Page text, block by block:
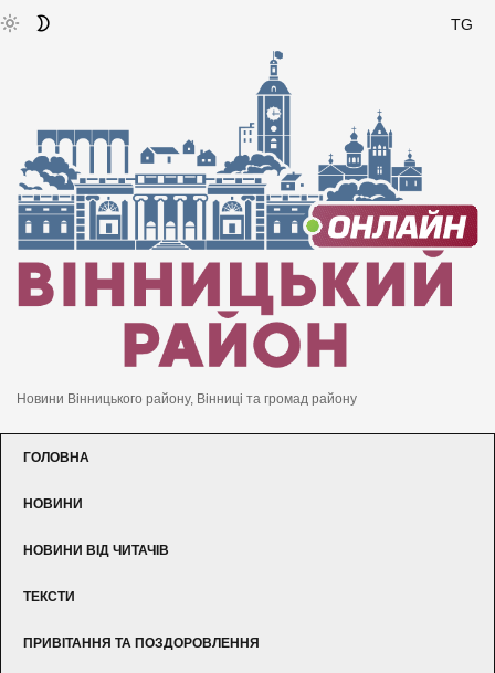
TG
Новини Вінницького району, Вінниці та громад району
ГОЛОВНА
НОВИНИ
НОВИНИ ВІД ЧИТАЧІВ
ТЕКСТИ
ПРИВІТАННЯ ТА ПОЗДОРОВЛЕННЯ